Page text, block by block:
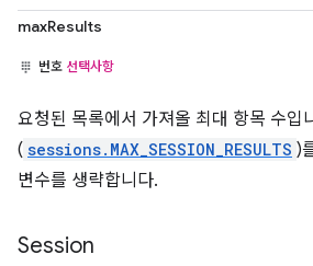
maxResults
번호 선택사항
요청된 목록에서 가져올 최대 항목 수입
( sessions.MAX_SESSION_RESULTS )
변수를 생략합니다.
Session